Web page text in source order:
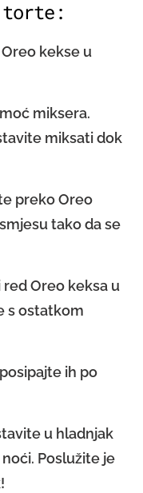
torte:
kekse u
miksera.
miksati dok
preko Oreo
tako da se
Oreo keksa u
s ostatkom
ih po
u hladnjak
Poslužite je